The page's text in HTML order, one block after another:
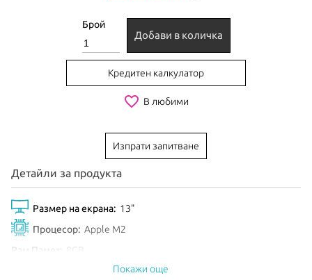
Брой
Добави в количка
Кредитен калкулатор
favorite_border В любими
Изпрати запитване
Детайли за продукта
Размер на екрана: 13"
Процесор: Apple M2
Рам Памет:
8GB
256GB SSD
Покажи още